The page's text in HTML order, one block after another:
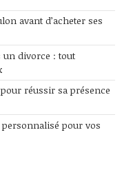
avant d’acheter ses
un divorce : tout
réussir sa présence
personnalisé pour vos